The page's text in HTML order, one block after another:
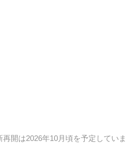
開は2026年10月頃を予定していま